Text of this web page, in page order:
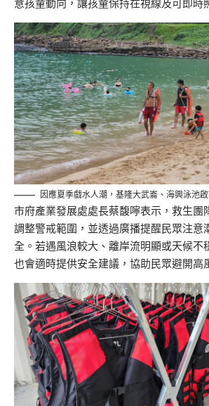
意孩童動向，讓孩童保持在視線及可即時
因應夏季戲水人潮，基隆大武崙、海興泳池
市府產業發展處處長蔡馥嚀表示，救生團
調整警戒範圍，並透過廣播提醒民眾注意
全。若遇風浪較大、離岸流明顯或天候不
也會適時提供安全建議，協助民眾避開高